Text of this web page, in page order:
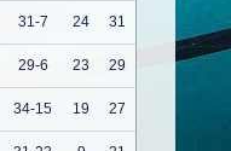
31-7 24 31
29-6 23 29
34-15 19 27